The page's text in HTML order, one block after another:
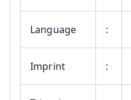
Language :
Imprint :